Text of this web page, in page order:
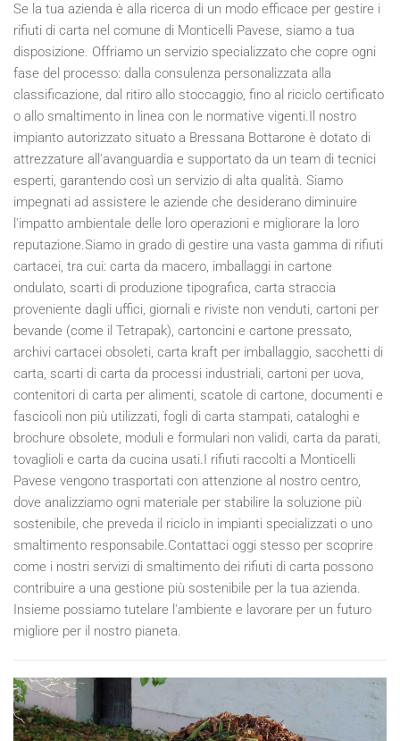
Se la tua azienda è alla ricerca di un modo efficace per gestire i
rifiuti di carta nel comune di Monticelli Pavese, siamo a tua
disposizione. Offriamo un servizio specializzato che copre ogni
fase del processo: dalla consulenza personalizzata alla
classificazione, dal ritiro allo stoccaggio, fino al riciclo certificato
o allo smaltimento in linea con le normative vigenti.Il nostro
impianto autorizzato situato a Bressana Bottarone è dotato di
attrezzature all'avanguardia e supportato da un team di tecnici
esperti, garantendo così un servizio di alta qualità. Siamo
impegnati ad assistere le aziende che desiderano diminuire
l'impatto ambientale delle loro operazioni e migliorare la loro
reputazione.Siamo in grado di gestire una vasta gamma di rifiuti
cartacei, tra cui: carta da macero, imballaggi in cartone
ondulato, scarti di produzione tipografica, carta straccia
proveniente dagli uffici, giornali e riviste non venduti, cartoni per
bevande (come il Tetrapak), cartoncini e cartone pressato,
archivi cartacei obsoleti, carta kraft per imballaggio, sacchetti di
carta, scarti di carta da processi industriali, cartoni per uova,
contenitori di carta per alimenti, scatole di cartone, documenti e
fascicoli non più utilizzati, fogli di carta stampati, cataloghi e
brochure obsolete, moduli e formulari non validi, carta da parati,
tovaglioli e carta da cucina usati.I rifiuti raccolti a Monticelli
Pavese vengono trasportati con attenzione al nostro centro,
dove analizziamo ogni materiale per stabilire la soluzione più
sostenibile, che preveda il riciclo in impianti specializzati o uno
smaltimento responsabile.Contattaci oggi stesso per scoprire
come i nostri servizi di smaltimento dei rifiuti di carta possono
contribuire a una gestione più sostenibile per la tua azienda.
Insieme possiamo tutelare l'ambiente e lavorare per un futuro
migliore per il nostro pianeta.